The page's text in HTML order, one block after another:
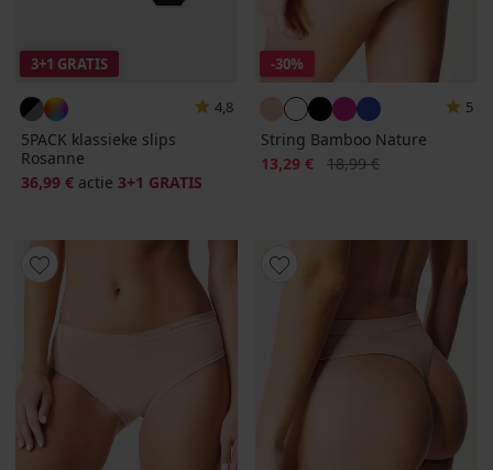
3+1 GRATIS
4,8
5PACK klassieke slips
Rosanne
36,99 € actie 3+1 GRATIS
-30%
5
String Bamboo Nature
Korting
13,29 € Oorspronkelijke prijs
18,99 €